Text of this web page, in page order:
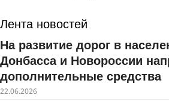
Лента новостей
На развитие дорог в
Донбасса и Новороссии
дополнительные средства
22.06.2026